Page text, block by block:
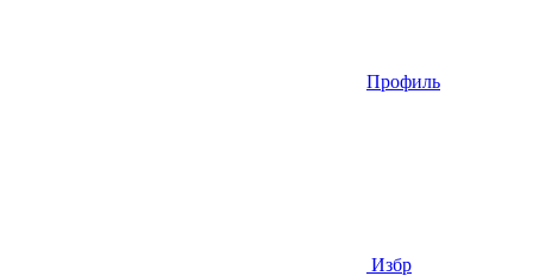
Профиль
Избр